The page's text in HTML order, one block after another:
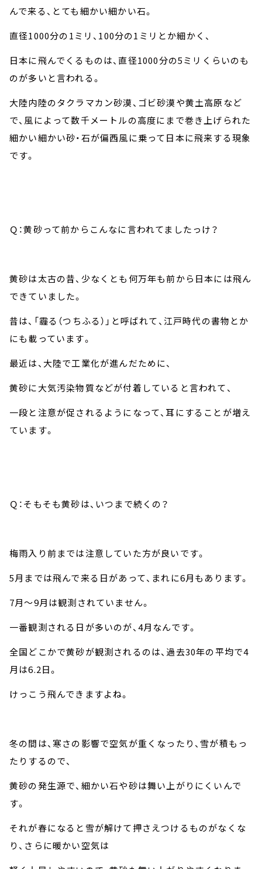
んで来る、とても細かい細かい石。
直径1000分の1ミリ、 100分の1 ミリとか細かく、
日本に飛んでくるものは、直径1000分の5ミリくらいのも
のが多いと言われる。
大陸内陸のタクラマカン砂漠、ゴビ砂漠や黄土高原など
で、風によって数千メートルの高度にまで巻き上げられた
細かい細かい砂・石が偏西風に乗って日本に飛来する現象
です。
Ｑ：黄砂って前からこんなに言われてましたっけ？
黄砂は太古の昔、少なくとも何万年も前から日本には飛ん
できていました。
昔は、「霾る（つちふる）」と呼ばれて、江戸時代の書物とか
にも載っています。
最近は、大陸で工業化が進んだために、
黄砂に大気汚染物質などが付着していると言われて、
一段と注意が促されるようになって、耳にすることが増え
ています。
Ｑ：そもそも黄砂は、いつまで続くの？
梅雨入り前までは注意していた方が良いです。
5月までは飛んで来る日があって、まれに6月もあります。
7月～9月は観測されていません。
一番観測される日が多いのが、4月なんです。
全国どこかで黄砂が観測されるのは、過去30年の平均で4
月は6.2日。
けっこう飛んできますよね。
冬の間は、寒さの影響で空気が重くなったり、雪が積もっ
たりするので、
黄砂の発生源で、細かい石や砂は舞い上がりにくいんで
す。
それが春になると雪が解けて押さえつけるものがなくな
り、さらに暖かい空気は